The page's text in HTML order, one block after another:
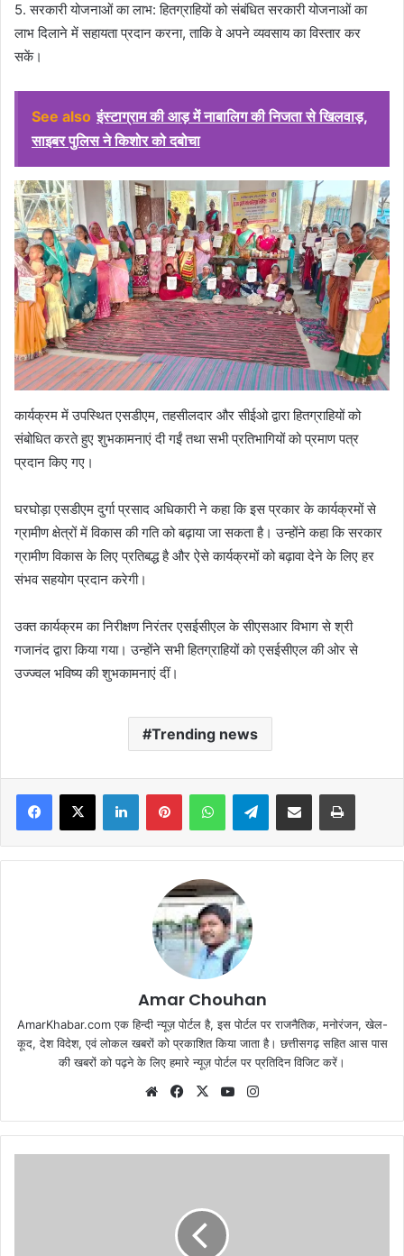
5. सरकारी योजनाओं का लाभ: हितग्राहियों को संबंधित सरकारी योजनाओं का
लाभ दिलाने में सहायता प्रदान करना, ताकि वे अपने व्यवसाय का विस्तार कर
सकें।
See also इंस्टाग्राम की आड़ में नाबालिग की निजता से खिलवाड़,
साइबर पुलिस ने किशोर को दबोचा
कार्यक्रम में उपस्थित एसडीएम, तहसीलदार और सीईओ द्वारा हितग्राहियों को
संबोधित करते हुए शुभकामनाएं दी गईं तथा सभी प्रतिभागियों को प्रमाण पत्र
प्रदान किए गए।
घरघोड़ा एसडीएम दुर्गा प्रसाद अधिकारी ने कहा कि इस प्रकार के कार्यक्रमों से
ग्रामीण क्षेत्रों में विकास की गति को बढ़ाया जा सकता है। उन्होंने कहा कि सरकार
ग्रामीण विकास के लिए प्रतिबद्ध है और ऐसे कार्यक्रमों को बढ़ावा देने के लिए हर
संभव सहयोग प्रदान करेगी।
उक्त कार्यक्रम का निरीक्षण निरंतर एसईसीएल के सीएसआर विभाग से श्री
गजानंद द्वारा किया गया। उन्होंने सभी हितग्राहियों को एसईसीएल की ओर से
उज्ज्वल भविष्य की शुभकामनाएं दीं।
Trending news
Facebook
X LinkedInPinterestWhatsAppTelegramShare via Email Print
Amar Chouhan
AmarKhabar.com एक हिन्दी न्यूज़ पोर्टल है, इस पोर्टल पर राजनैतिक, मनोरंजन, खेल-
कूद, देश विदेश, एवं लोकल खबरों को प्रकाशित किया जाता है। छत्तीसगढ़ सहित आस पास
की खबरों को पढ़ने के लिए हमारे न्यूज़ पोर्टल पर प्रतिदिन विजिट करें।
WebsiteFacebook
X YouTube